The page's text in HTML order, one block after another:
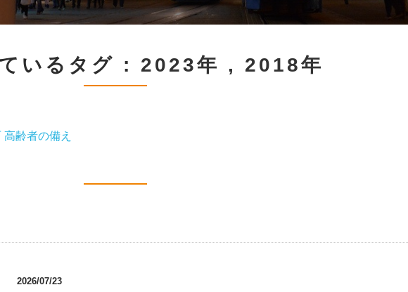
いるタグ : 2023年 , 2018年
高齢者の備え
2026/07/23